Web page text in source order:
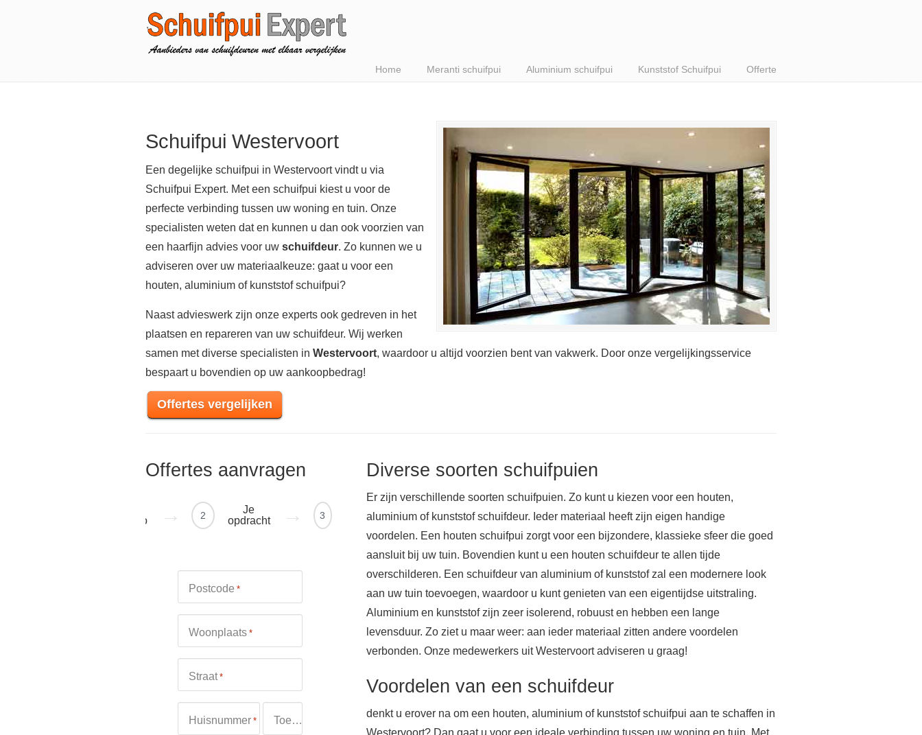
Home Meranti schuifpui Aluminium schuifpui Kunststof Schuifpui Offerte
Schuifpui Westervoort
Een degelijke schuifpui in Westervoort vindt u via
Schuifpui Expert. Met een schuifpui kiest u voor de
perfecte verbinding tussen uw woning en tuin. Onze
specialisten weten dat en kunnen u dan ook voorzien van
een haarfijn advies voor uw schuifdeur. Zo kunnen we u
adviseren over uw materiaalkeuze: gaat u voor een
houten, aluminium of kunststof schuifpui?
Naast advieswerk zijn onze experts ook gedreven in het
plaatsen en repareren van uw schuifdeur. Wij werken
samen met diverse specialisten in Westervoort, waardoor u altijd voorzien bent van vakwerk. Door onze vergelijkingsservice
bespaart u bovendien op uw aankoopbedrag!
Offertes vergelijken
Offertes aanvragen
regio
2
Je
opdracht
3
Ontvang
offertes
Postcode *
Woonplaats *
Straat *
Huisnummer * Toevoeging
Diverse soorten schuifpuien
Er zijn verschillende soorten schuifpuien. Zo kunt u kiezen voor een houten,
aluminium of kunststof schuifdeur. Ieder materiaal heeft zijn eigen handige
voordelen. Een houten schuifpui zorgt voor een bijzondere, klassieke sfeer die goed
aansluit bij uw tuin. Bovendien kunt u een houten schuifdeur te allen tijde
overschilderen. Een schuifdeur van aluminium of kunststof zal een modernere look
aan uw tuin toevoegen, waardoor u kunt genieten van een eigentijdse uitstraling.
Aluminium en kunststof zijn zeer isolerend, robuust en hebben een lange
levensduur. Zo ziet u maar weer: aan ieder materiaal zitten andere voordelen
verbonden. Onze medewerkers uit Westervoort adviseren u graag!
Voordelen van een schuifdeur
denkt u erover na om een houten, aluminium of kunststof schuifpui aan te schaffen in
Westervoort? Dan gaat u voor een ideale verbinding tussen uw woning en tuin. Met